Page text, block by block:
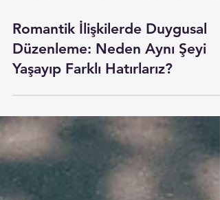
Romantik İlişkilerde Duygusal
Düzenleme: Neden Aynı Şeyi
Yaşayıp Farklı Hatırlarız?